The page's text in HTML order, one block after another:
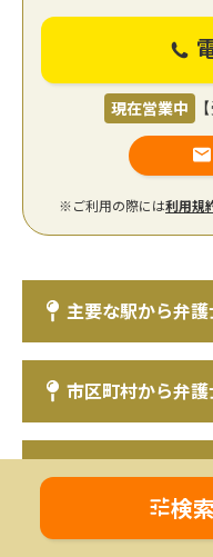
現在営業中
※ご利用の際には利用規
主要な駅から弁
市区町村から弁
都道府県から弁
検